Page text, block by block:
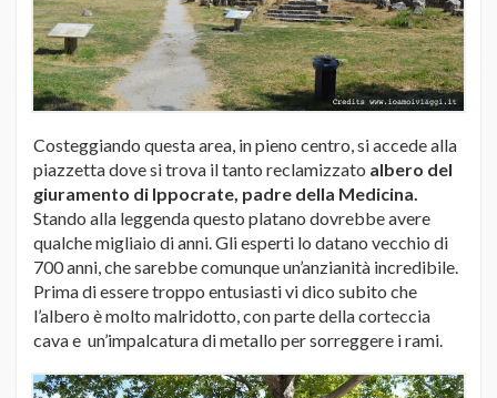
Costeggiando questa area, in pieno centro, si accede alla
piazzetta dove si trova il tanto reclamizzato albero del
giuramento di Ippocrate, padre della Medicina.
Stando alla leggenda questo platano dovrebbe avere
qualche migliaio di anni. Gli esperti lo datano vecchio di
700 anni, che sarebbe comunque un’anzianità incredibile.
Prima di essere troppo entusiasti vi dico subito che
l’albero è molto malridotto, con parte della corteccia
cava e un’impalcatura di metallo per sorreggere i rami.